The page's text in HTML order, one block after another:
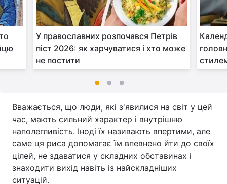
У православних розпочався Петрів
піст 2026: як харчуватися і хто може
не постити
Вважається, що люди, які з'явилися на світ у цей
час, мають сильний характер і внутрішню
наполегливість. Іноді їх називають впертими, але
саме ця риса допомагає їм впевнено йти до своїх
цілей, не здаватися у складних обставинах і
знаходити вихід навіть із найскладніших
ситуацій.